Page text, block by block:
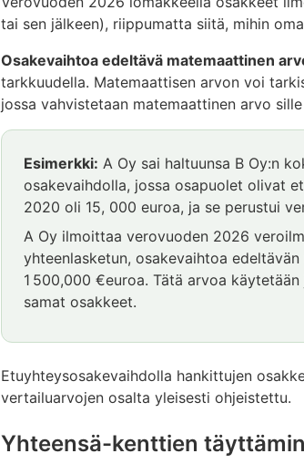
tai sen jälkeen), riippumatta siitä, mihin
Osakevaihtoa edeltävä matemaattinen
tarkkuudella. Matemaattisen arvon voi
jossa vahvistetaan matemaattinen arvo
Esimerkki
alkaa
Esimerkki: A Oy sai haltuunsa B Oy:n
osakevaihdolla, jossa osapuolet olivat
2020 oli 15, 000 euroa, ja se perustui
A Oy ilmoittaa verovuoden 2026
yhteenlasketun, osakevaihtoa
1 500,000 €euroa. Tätä arvoa
samat osakkeet.
Etuyhteysosakevaihdolla hankittujen
vertailuarvojen osalta yleisesti ohjeistettu.
Yhteensä-kenttien